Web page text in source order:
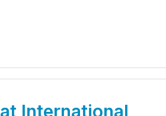
International